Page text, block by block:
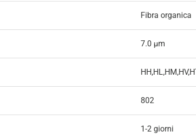
Fibra organica
7.0 µm
802
1-2 giorni